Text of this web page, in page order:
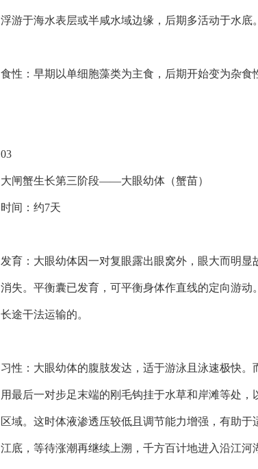
浮游于海水表层或半咸水域边缘，后期多活动于水底。
食性：早期以单细胞藻类为主食，后期开始变为杂
03
大闸蟹生长第三阶段——大眼幼体（蟹苗）
时间：约7天
发育：大眼幼体因一对复眼露出眼窝外，眼大而明
消失。平衡囊已发育，可平衡身体作直线的定向游
长途干法运输的。
习性：大眼幼体的腹肢发达，适于游泳且泳速极快
用最后一对步足末端的刚毛钩挂于水草和岸滩等处
区域。这时体液渗透压较低且调节能力增强，有助
江底，等待涨潮再继续上溯，千方百计地进入沿江